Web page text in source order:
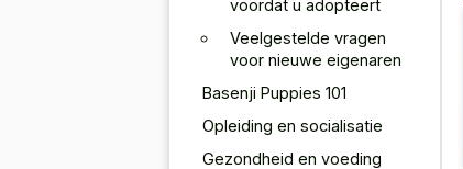
voordat u adopteert
Veelgestelde vragen
voor nieuwe eigenaren
Basenji Puppies 101
Opleiding en socialisatie
Gezondheid en voeding